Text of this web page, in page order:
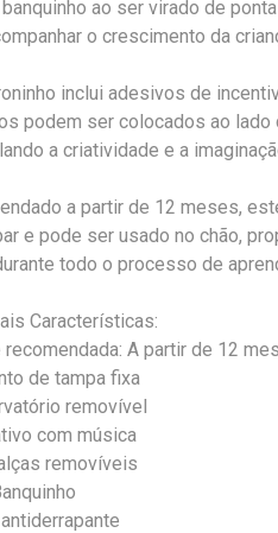
ao ser virado de
o crescimento da
inclui adesivos de
podem ser colocados ao lado
a criatividade e a
a partir de 12 meses,
e pode ser usado no chão,
todo o processo de
Características:
recomendada: A partir de 12
de tampa fixa
removível
com música
removíveis